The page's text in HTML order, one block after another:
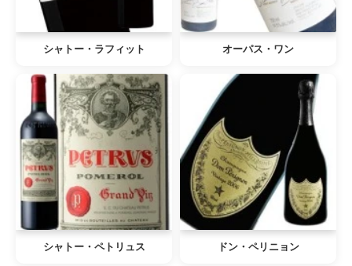
シャトー・ラフィット オーパス・ワン
シャトー・ペトリュス ドン・ペリニョン